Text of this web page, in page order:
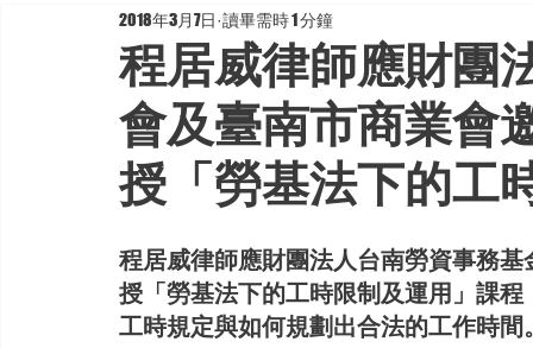
程居威律師應財團
會及臺南市商業會
授「勞基法下的工
2018年3月7日 讀畢需時 1 分鐘
程居威律師應財團法人台南勞資事務
授「勞基法下的工時限制及運用」課
工時規定與如何規劃出合法的工作時間